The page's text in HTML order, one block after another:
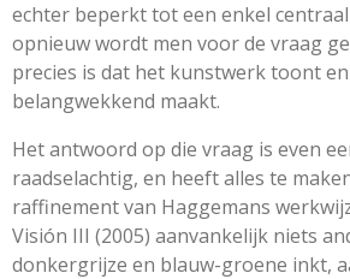
echter beperkt tot een enkel centraal
opnieuw wordt men voor de vraag
precies is dat het kunstwerk toont
belangwekkend maakt.
Het antwoord op die vraag is even
raadselachtig, en heeft alles te
raffinement van Haggemans
Visión III (2005) aanvankelijk niets
donkergrijze en blauw-groene inkt,